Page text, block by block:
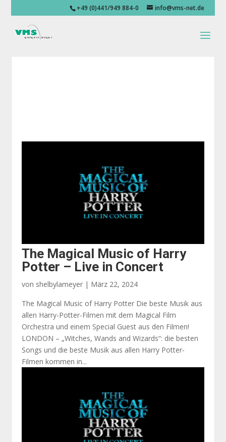
+49 (0)441/949 884-0 info@vms-net.de
The Magical Music of Harry
Potter – Live in Concert
von shelbylameyer | März 22, 2024
The Magical Music of Harry Potter Die beste Musik aus
allen Harry-Potter-Filmen mit dem Magical Film
Orchestra und einem Special Guest aus den Filmen!
LONDON – „Witches, Wands and Wizards“: die besten
Songs und die beste Musik aus allen Harry Potter-
Filmen kommen in...